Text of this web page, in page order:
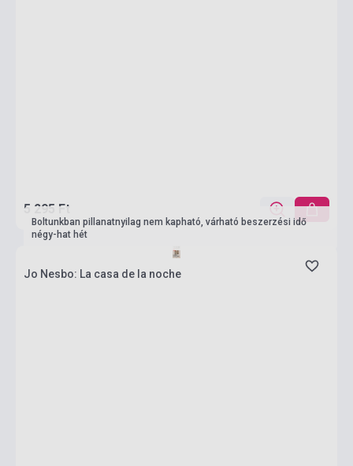
5 295 Ft
Boltunkban pillanatnyilag nem kapható, várható beszerzési idő
négy-hat hét
Jo Nesbo: La casa de la noche